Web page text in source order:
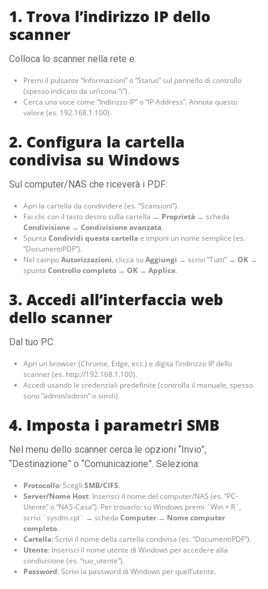
1. Trova l’indirizzo IP dello
scanner
Colloca lo scanner nella rete e:
Premi il pulsante “Informazioni” o “Status” sul pannello di controllo
(spesso indicato da un’icona “i”).
Cerca una voce come “Indirizzo IP” o “IP Address”. Annota questo
valore (es. 192.168.1.100).
2. Configura la cartella
condivisa su Windows
Sul computer/NAS che riceverà i PDF:
Apri la cartella da condividere (es. “Scansioni”).
Fai clic con il tasto destro sulla cartella → Proprietà → scheda
Condivisione → Condivisione avanzata.
Spunta Condividi questa cartellae imponi un nome semplice (es.
“DocumentiPDF”).
Nel campoAutorizzazioni, clicca suAggiungi → scrivi “Tutti” → OK →
spunta Controllo completo → OK → Applica.
3. Accedi all’interfaccia web
dello scanner
Dal tuo PC:
Apri un browser (Chrome, Edge, ecc.) e digita l’indirizzo IP dello
scanner (es. http://192.168.1.100).
Accedi usando le credenziali predefinite (controlla il manuale, spesso
sono “admin/admin” o simili).
4. Imposta i parametri SMB
Nel menu dello scanner cerca le opzioni “Invio”,
“Destinazione” o “Comunicazione”. Seleziona:
Protocollo: Scegli SMB/CIFS.
Server/Nome Host: Inserisci il nome del computer/NAS (es. “PC-
Utente” o “NAS-Casa”). Per trovarlo: su Windows premi `Win + R`,
scrivi `sysdm.cpl` → scheda Computer → Nome computer
completo.
Cartella: Scrivi il nome della cartella condivisa (es. “DocumentiPDF”).
Utente: Inserisci il nome utente di Windows per accedere alla
condivisione (es. “tuo_utente”).
Password: Scrivi la password di Windows per quell’utente.